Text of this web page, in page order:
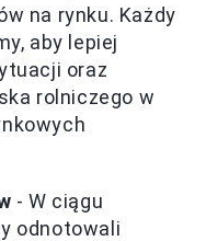
na rynku. Każdy
aby lepiej
oraz
rolniczego w
- W ciągu
odnotowali